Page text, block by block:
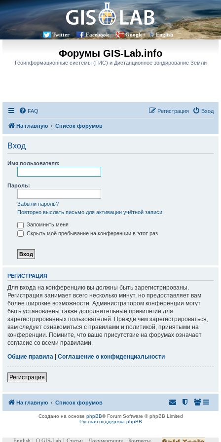
Twitter Facebook Google+ English
Форумы GIS-Lab.info
Геоинформационные системы (ГИС) и Дистанционное зондирование Земли
FAQ Вход
Регистрация
На главную Список форумов
Вход
Имя пользователя:
Пароль:
Забыли пароль?
Повторно выслать письмо для активации учётной записи
Запомнить меня
Скрыть моё пребывание на конференции в этот раз
РЕГИСТРАЦИЯ
Для входа на конференцию вы должны быть зарегистрированы.
Регистрация занимает всего несколько минут, но предоставляет вам
более широкие возможности. Администратором конференции могут
быть установлены также дополнительные привилегии для
зарегистрированных пользователей. Прежде чем зарегистрироваться,
вам следует ознакомиться с правилами и политикой, принятыми на
конференции. Помните, что ваше присутствие на форумах означает
согласие со всеми правилами.
Общие правила | Соглашение о конфиденциальности
Регистрация
На главную Список форумов
Создано на основе phpBB® Forum Software © phpBB Limited
Русская поддержка phpBB
English О GIS-Lab Статьи Документация Контакты